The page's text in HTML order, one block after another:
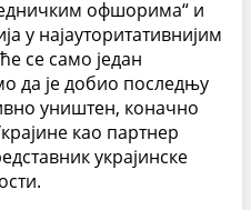
офшорима“ и
у најауторитативнијим
се само један
да је добио последњу
уништен, коначно
као партнер
украјинске